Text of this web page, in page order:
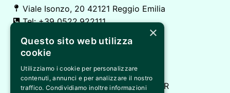
E' UN EVENTO DI
Bi&Bi Eventi
Via M.L. King, 1 - 43052 - Colorno PR
Viale Isonzo, 20 42121 Reggio Emilia
Tel: +39 0522.922111
×
Questo sito web utilizza
cookie
Utilizziamo i cookie per personalizzare
contenuti, annunci e per analizzare il nostro
traffico. Condividiamo inoltre informazioni